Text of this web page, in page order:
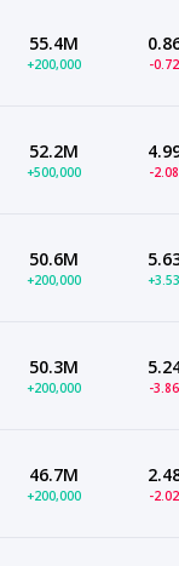
55.4M
+200,000 -
52.2M
+500,000 -
50.6M
+200,000
50.3M
+200,000 -
46.7M
+200,000 -